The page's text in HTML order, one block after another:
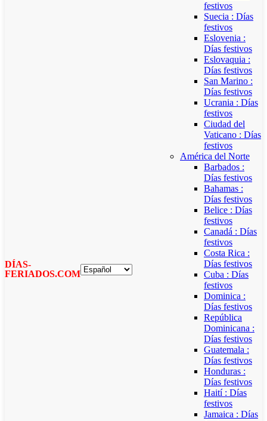
DÍAS-
FERIADOS.COM
festivos
Suecia : Días
festivos
Eslovenia :
Días festivos
Eslovaquia :
Días festivos
San Marino :
Días festivos
Ucrania : Días
festivos
Ciudad del
Vaticano : Días
festivos
América del Norte
Barbados :
Días festivos
Bahamas :
Días festivos
Belice : Días
festivos
Canadá : Días
festivos
Costa Rica :
Días festivos
Cuba : Días
festivos
Dominica :
Días festivos
República
Dominicana :
Días festivos
Guatemala :
Días festivos
Honduras :
Días festivos
Haití : Días
festivos
Jamaica : Días